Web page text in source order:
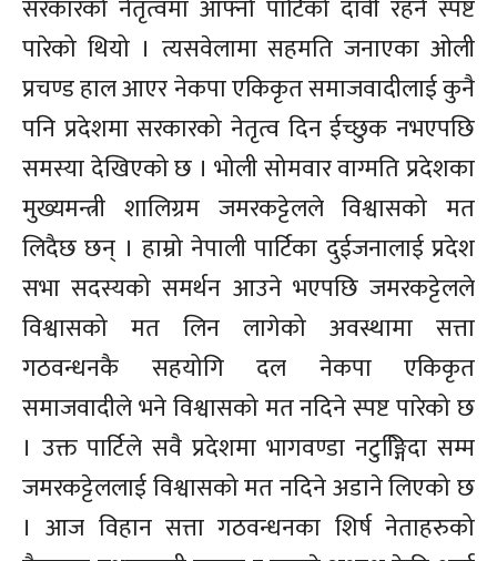
सरकारको नेतृत्वमा आफ्नो पार्टिको दावी रहने स्पष्ट
पारेको थियो । त्यसवेलामा सहमति जनाएका ओली
प्रचण्ड हाल आएर नेकपा एकिकृत समाजवादीलाई कुनै
पनि प्रदेशमा सरकारको नेतृत्व दिन ईच्छुक नभएपछि
समस्या देखिएको छ । भोली सोमवार वाग्मति प्रदेशका
मुख्यमन्त्री शालिग्रम जमरकट्टेलले विश्वासको मत
लिदैछ छन् । हाम्रो नेपाली पार्टिका दुईजनालाई प्रदेश
सभा सदस्यको समर्थन आउने भएपछि जमरकट्टेलले
विश्वासको मत लिन लागेको अवस्थामा सत्ता
गठवन्धनकै सहयोगि दल नेकपा एकिकृत
समाजवादीले भने विश्वासको मत नदिने स्पष्ट पारेको छ
। उक्त पार्टिले सवै प्रदेशमा भागवण्डा नटुङ्गििदा सम्म
जमरकट्टेललाई विश्वासको मत नदिने अडाने लिएको छ
। आज विहान सत्ता गठवन्धनका शिर्ष नेताहरुको